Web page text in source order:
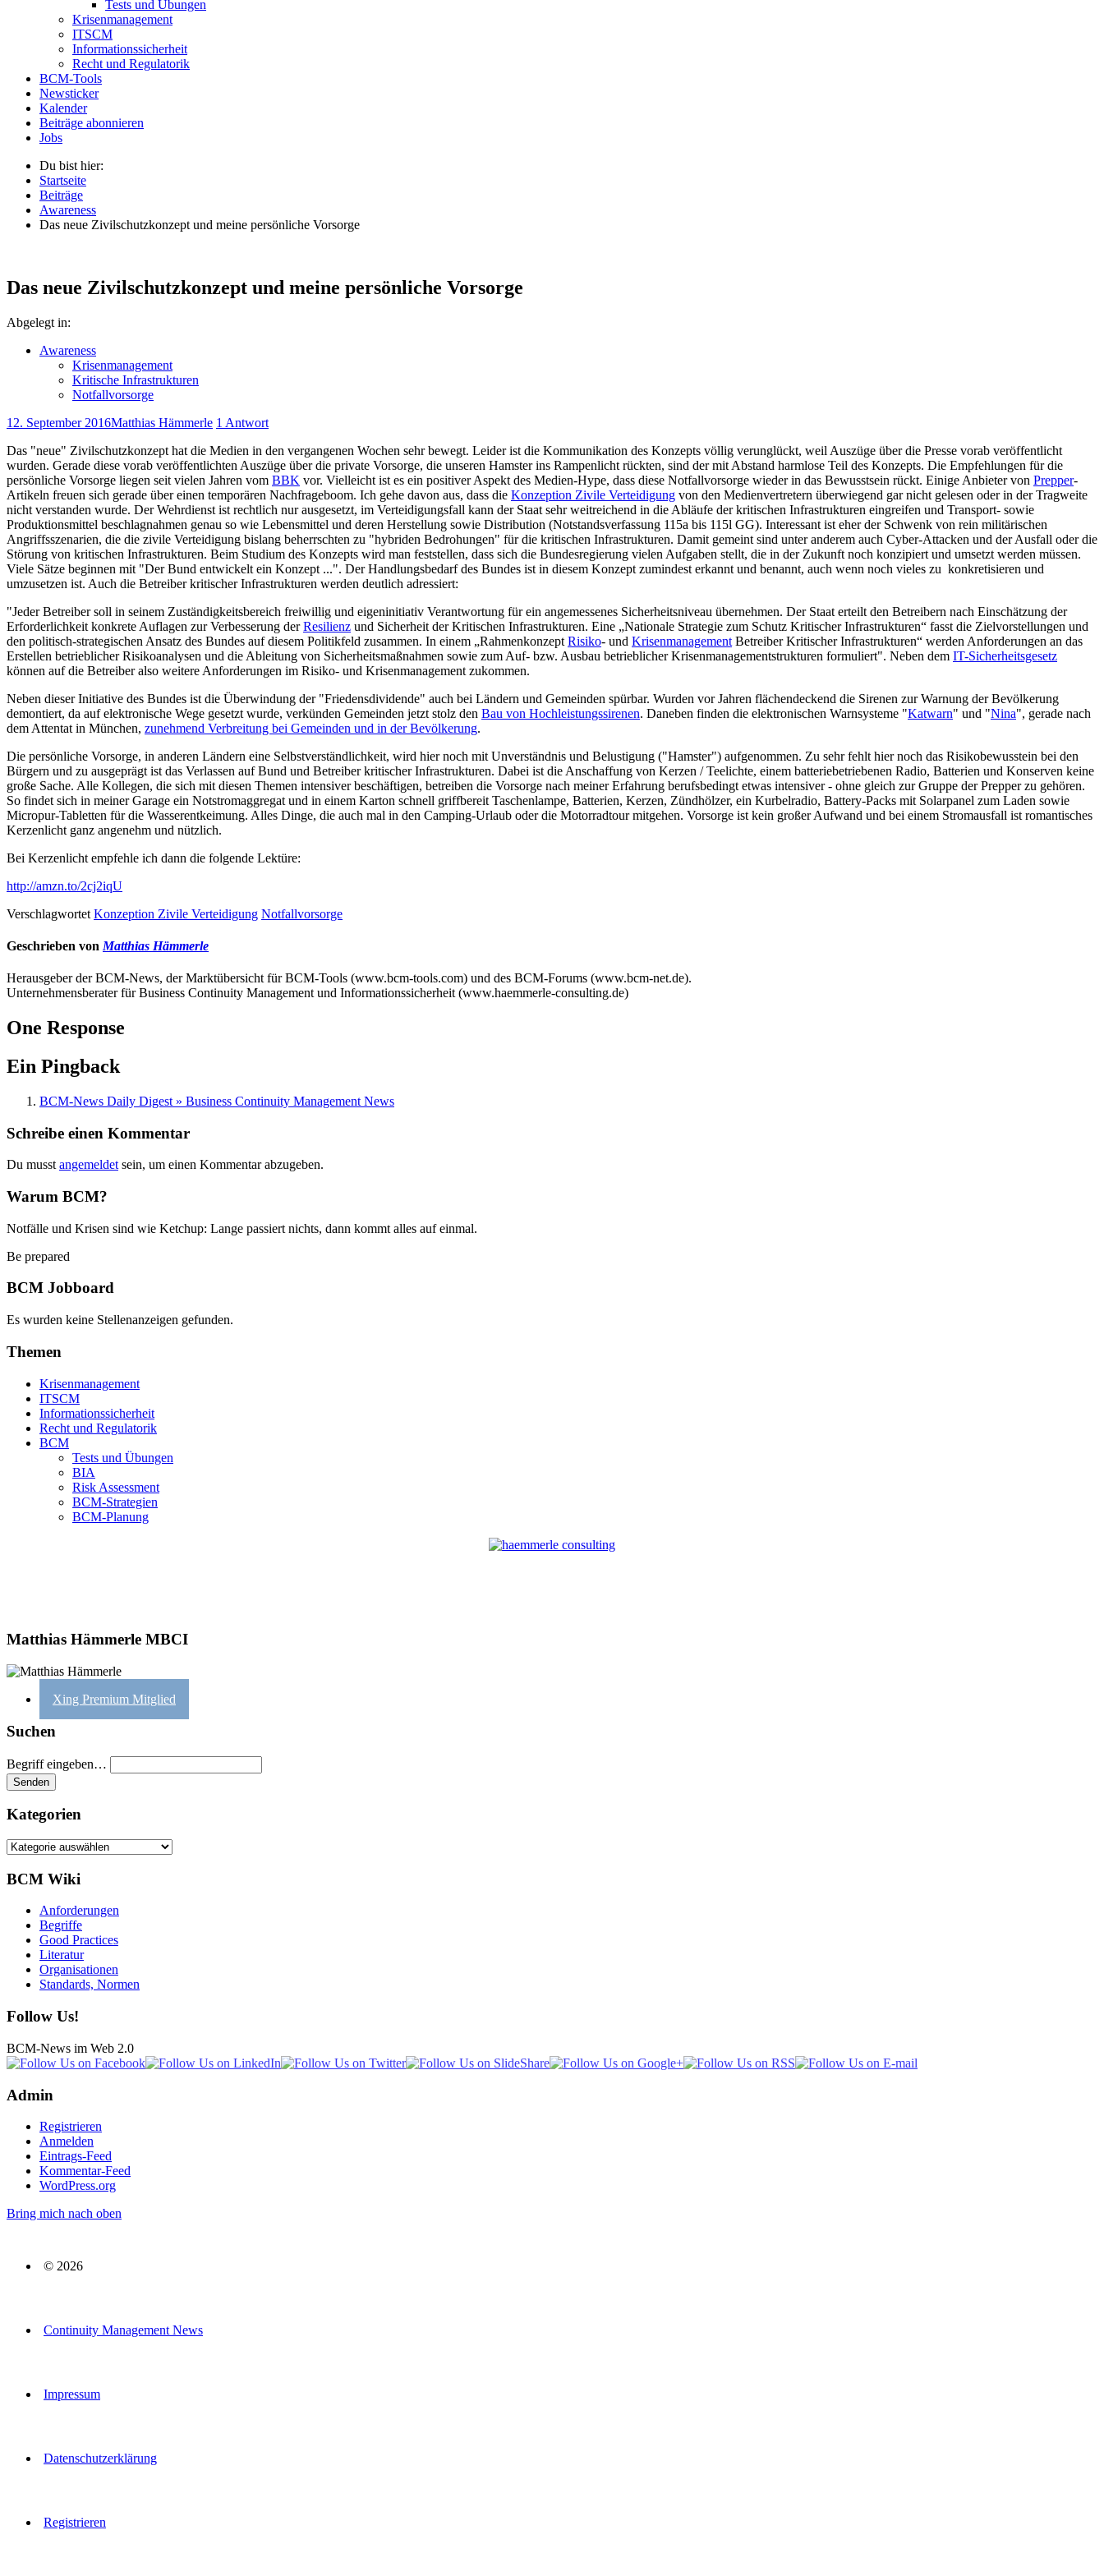
Tests und Übungen
Krisenmanagement
ITSCM
Informationssicherheit
Recht und Regulatorik
BCM-Tools
Newsticker
Kalender
Beiträge abonnieren
Jobs
Du bist hier:
Startseite
Beiträge
Awareness
Das neue Zivilschutzkonzept und meine persönliche Vorsorge
Das neue Zivilschutzkonzept und meine persönliche Vorsorge
Abgelegt in:
Awareness
Krisenmanagement
Kritische Infrastrukturen
Notfallvorsorge
12. September 2016Matthias Hämmerle 1 Antwort
Das "neue" Zivilschutzkonzept hat die Medien in den vergangenen Wochen sehr bewegt. Leider ist die Kommunikation des Konzepts völlig verunglückt, weil Auszüge über die Presse vorab veröffentlicht
wurden. Gerade diese vorab veröffentlichten Auszüge über die private Vorsorge, die unseren Hamster ins Rampenlicht rückten, sind der mit Abstand harmlose Teil des Konzepts. Die Empfehlungen für die
persönliche Vorsorge liegen seit vielen Jahren vom BBK vor. Vielleicht ist es ein positiver Aspekt des Medien-Hype, dass diese Notfallvorsorge wieder in das Bewusstsein rückt. Einige Anbieter von Prepper-
Artikeln freuen sich gerade über einen temporären Nachfrageboom. Ich gehe davon aus, dass die Konzeption Zivile Verteidigung von den Medienvertretern überwiegend gar nicht gelesen oder in der Tragweite
nicht verstanden wurde. Der Wehrdienst ist rechtlich nur ausgesetzt, im Verteidigungsfall kann der Staat sehr weitreichend in die Abläufe der kritischen Infrastrukturen eingreifen und Transport- sowie
Produktionsmittel beschlagnahmen genau so wie Lebensmittel und deren Herstellung sowie Distribution (Notstandsverfassung 115a bis 115l GG). Interessant ist eher der Schwenk von rein militärischen
Angriffsszenarien, die die zivile Verteidigung bislang beherrschten zu "hybriden Bedrohungen" für die kritischen Infrastrukturen. Damit gemeint sind unter anderem auch Cyber-Attacken und der Ausfall oder die
Störung von kritischen Infrastrukturen. Beim Studium des Konzepts wird man feststellen, dass sich die Bundesregierung vielen Aufgaben stellt, die in der Zukunft noch konzipiert und umsetzt werden müssen.
Viele Sätze beginnen mit "Der Bund entwickelt ein Konzept ...". Der Handlungsbedarf des Bundes ist in diesem Konzept zumindest erkannt und benannt, auch wenn noch vieles zu konkretisieren und
umzusetzen ist. Auch die Betreiber kritischer Infrastrukturen werden deutlich adressiert:
"Jeder Betreiber soll in seinem Zuständigkeitsbereich freiwillig und eigeninitiativ Verantwortung für ein angemessenes Sicherheitsniveau übernehmen. Der Staat erteilt den Betreibern nach Einschätzung der
Erforderlichkeit konkrete Auflagen zur Verbesserung derResilienz und Sicherheit der Kritischen Infrastrukturen. Eine „Nationale Strategie zum Schutz Kritischer Infrastrukturen“ fasst die Zielvorstellungen und
den politisch-strategischen Ansatz des Bundes auf diesem Politikfeld zusammen. In einem „Rahmenkonzept Risiko- und Krisenmanagement Betreiber Kritischer Infrastrukturen“ werden Anforderungen an das
Erstellen betrieblicher Risikoanalysen und die Ableitung von Sicherheitsmaßnahmen sowie zum Auf- bzw. Ausbau betrieblicher Krisenmanagementstrukturen formuliert". Neben dem IT-Sicherheitsgesetz
können auf die Betreiber also weitere Anforderungen im Risiko- und Krisenmanagement zukommen.
Neben dieser Initiative des Bundes ist die Überwindung der "Friedensdividende" auch bei Ländern und Gemeinden spürbar. Wurden vor Jahren flächendeckend die Sirenen zur Warnung der Bevölkerung
demontiert, da auf elektronische Wege gesetzt wurde, verkünden Gemeinden jetzt stolz den Bau von Hochleistungssirenen. Daneben finden die elektronischen Warnsysteme "Katwarn" und "Nina", gerade nach
dem Attentat in München, zunehmend Verbreitung bei Gemeinden und in der Bevölkerung.
Die persönliche Vorsorge, in anderen Ländern eine Selbstverständlichkeit, wird hier noch mit Unverständnis und Belustigung ("Hamster") aufgenommen. Zu sehr fehlt hier noch das Risikobewusstein bei den
Bürgern und zu ausgeprägt ist das Verlassen auf Bund und Betreiber kritischer Infrastrukturen. Dabei ist die Anschaffung von Kerzen / Teelichte, einem batteriebetriebenen Radio, Batterien und Konserven keine
große Sache. Alle Kollegen, die sich mit diesen Themen intensiver beschäftigen, betreiben die Vorsorge nach meiner Erfahrung berufsbedingt etwas intensiver - ohne gleich zur Gruppe der Prepper zu gehören.
So findet sich in meiner Garage ein Notstromaggregat und in einem Karton schnell griffbereit Taschenlampe, Batterien, Kerzen, Zündhölzer, ein Kurbelradio, Battery-Packs mit Solarpanel zum Laden sowie
Micropur-Tabletten für die Wasserentkeimung. Alles Dinge, die auch mal in den Camping-Urlaub oder die Motorradtour mitgehen. Vorsorge ist kein großer Aufwand und bei einem Stromausfall ist romantisches
Kerzenlicht ganz angenehm und nützlich.
Bei Kerzenlicht empfehle ich dann die folgende Lektüre:
http://amzn.to/2cj2iqU
Verschlagwortet Konzeption Zivile Verteidigung Notfallvorsorge
Geschrieben von Matthias Hämmerle
Herausgeber der BCM-News, der Marktübersicht für BCM-Tools (www.bcm-tools.com) und des BCM-Forums (www.bcm-net.de).
Unternehmensberater für Business Continuity Management und Informationssicherheit (www.haemmerle-consulting.de)
One Response
Ein Pingback
BCM-News Daily Digest » Business Continuity Management News
Schreibe einen Kommentar
Du musst angemeldet sein, um einen Kommentar abzugeben.
Warum BCM?
Notfälle und Krisen sind wie Ketchup: Lange passiert nichts, dann kommt alles auf einmal.
Be prepared
BCM Jobboard
Es wurden keine Stellenanzeigen gefunden.
Themen
Krisenmanagement
ITSCM
Informationssicherheit
Recht und Regulatorik
BCM
Tests und Übungen
BIA
Risk Assessment
BCM-Strategien
BCM-Planung
Matthias Hämmerle MBCI
Xing Premium Mitglied
Suchen
Begriff eingeben…
Kategorien
Kategorien
BCM Wiki
Anforderungen
Begriffe
Good Practices
Literatur
Organisationen
Standards, Normen
Follow Us!
BCM-News im Web 2.0
Admin
Registrieren
Anmelden
Eintrags-Feed
Kommentar-Feed
WordPress.org
Bring mich nach oben
© 2026
Continuity Management News
Impressum
Datenschutzerklärung
Registrieren